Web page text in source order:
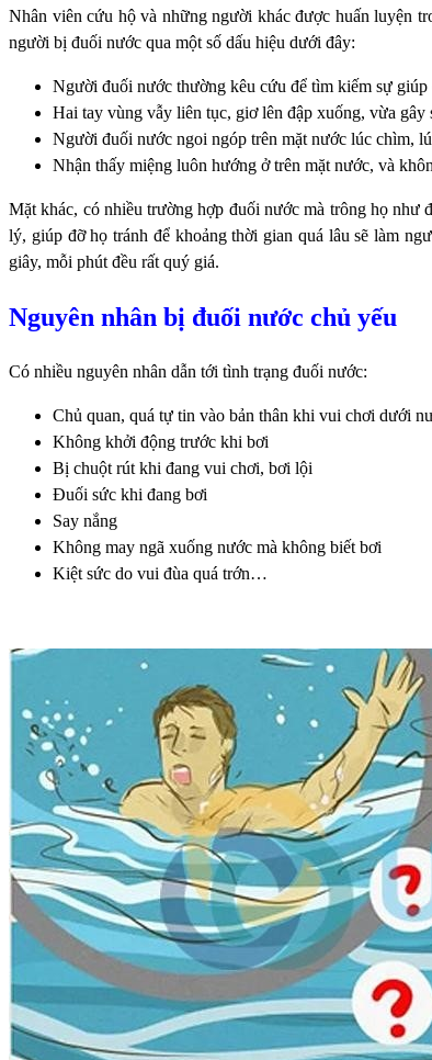
Nhân viên cứu hộ và những người khác được huấn luyện
người bị đuối nước qua một số dấu hiệu dưới đây:
Người đuối nước thường kêu cứu để tìm kiếm sự giúp
Hai tay vùng vẫy liên tục, giơ lên đập xuống, vừa
Người đuối nước ngoi ngóp trên mặt nước lúc chìm,
Nhận thấy miệng luôn hướng ở trên mặt nước, và
Mặt khác, có nhiều trường hợp đuối nước mà trông họ như
lý, giúp đỡ họ tránh để khoảng thời gian quá lâu sẽ làm
giây, mỗi phút đều rất quý giá.
Nguyên nhân bị đuối nước chủ yếu
Có nhiều nguyên nhân dẫn tới tình trạng đuối nước:
Chủ quan, quá tự tin vào bản thân khi vui chơi dưới
Không khởi động trước khi bơi
Bị chuột rút khi đang vui chơi, bơi lội
Đuối sức khi đang bơi
Say nắng
Không may ngã xuống nước mà không biết bơi
Kiệt sức do vui đùa quá trớn…